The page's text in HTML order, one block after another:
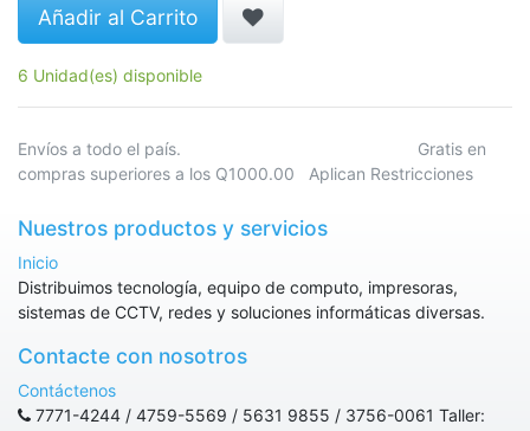
Añadir al Carrito
6 Unidad(es) disponible
Envíos a todo el país. Gratis en
compras superiores a los Q1000.00 Aplican Restricciones
Nuestros productos y servicios
Inicio
Distribuimos tecnología, equipo de computo, impresoras,
sistemas de CCTV, redes y soluciones informáticas diversas.
Contacte con nosotros
Contáctenos
7771-4244 / 4759-5569 / 5631 9855 / 3756-0061 Taller: